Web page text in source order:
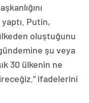
yaptı. Putin,
oluştuğunu
şu veya
30 ülkenin ne
ifadelerini